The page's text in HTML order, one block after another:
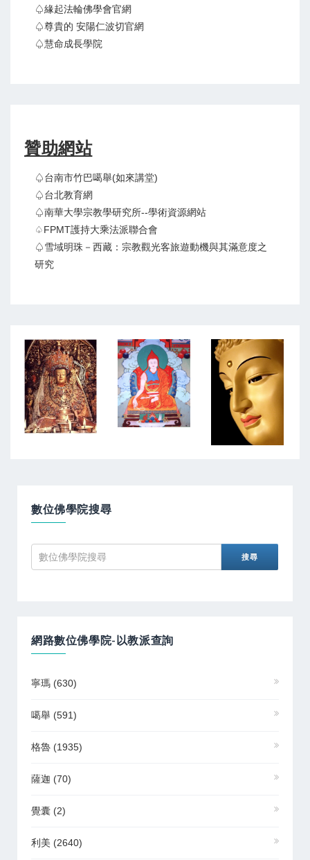
♤緣起法輪佛學會官網
♤尊貴的 安陽仁波切官網
♤慧命成長學院
贊助網站
♤台南市竹巴噶舉(如來講堂)
♤台北教育網
♤南華大學宗教學研究所--學術資源網站
♤FPMT護持大乘法派聯合會
♤雪域明珠－西藏：宗教觀光客旅遊動機與其滿意度之
研究
數位佛學院搜尋
網路數位佛學院-以教派查詢
寧瑪 (630)
噶舉 (591)
格魯 (1935)
薩迦 (70)
覺囊 (2)
利美 (2640)